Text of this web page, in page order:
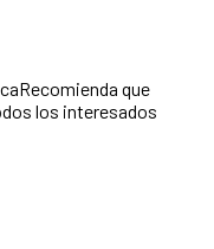
que
los interesados